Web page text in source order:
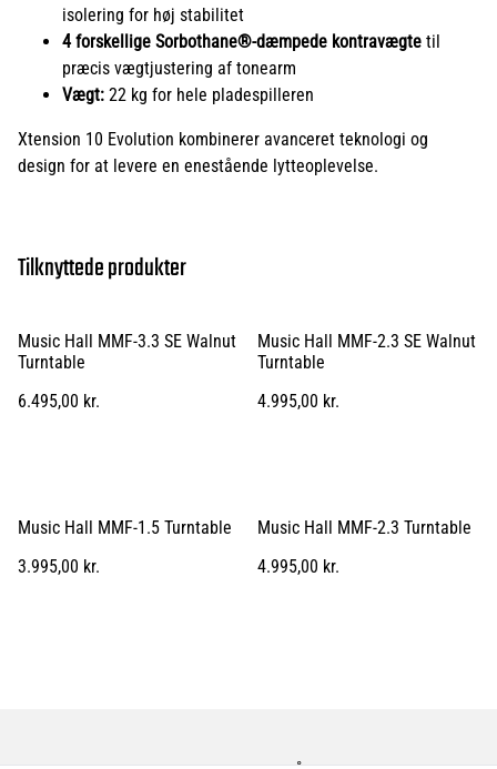
isolering for høj stabilitet
4 forskellige Sorbothane®-dæmpede kontravægte til
præcis vægtjustering af tonearm
Vægt: 22 kg for hele pladespilleren
Xtension 10 Evolution kombinerer avanceret teknologi og
design for at levere en enestående lytteoplevelse.
Tilknyttede produkter
Music Hall MMF-3.3 SE Walnut
Turntable
6.495,00 kr.
Music Hall MMF-2.3 SE Walnut
Turntable
4.995,00 kr.
Music Hall MMF-1.5 Turntable
3.995,00 kr.
Music Hall MMF-2.3 Turntable
4.995,00 kr.